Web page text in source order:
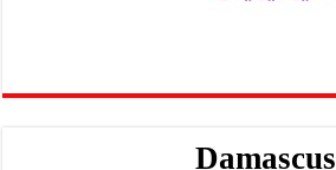
Damascus